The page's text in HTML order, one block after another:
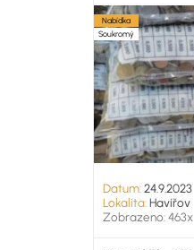
Nabídka
Soukromý
Datum:24.9.2023
Lokalita:Havířov
Zobrazeno: 463x